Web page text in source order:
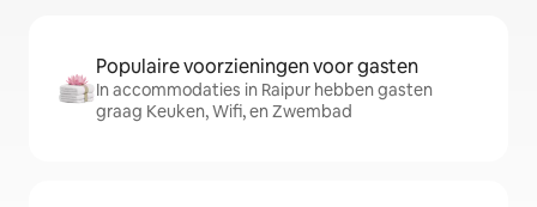
Populaire voorzieningen voor gasten
In accommodaties in Raipur hebben gasten
graag Keuken, Wifi, en Zwembad